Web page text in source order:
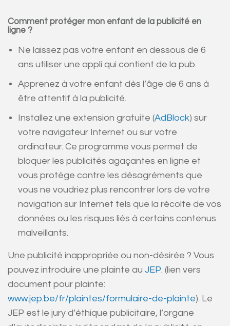
Comment protéger mon enfant de la publicité en
ligne ?
Ne laissez pas votre enfant en dessous de 6
ans utiliser une appli qui contient de la pub.
Apprenez à votre enfant dès l’âge de 6 ans à
être attentif à la publicité.
Installez une extension gratuite (AdBlock) sur
votre navigateur Internet ou sur votre
ordinateur. Ce programme vous permet de
bloquer les publicités agaçantes en ligne et
vous protège contre les désagréments que
vous ne voudriez plus rencontrer lors de votre
navigation sur Internet tels que la récolte de vos
données ou les risques liés à certains contenus
malveillants.
Une publicité inappropriée ou non-désirée ? Vous
pouvez introduire une plainte au JEP. (lien vers
document pour plainte:
www.jep.be/fr/plaintes/formulaire-de-plainte). Le
JEP est le jury d’éthique publicitaire, l’organe